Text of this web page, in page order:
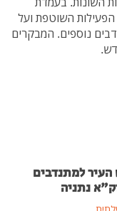
השוטפת ועל
נוספים. המבקרים
למתנדבים
נתניה